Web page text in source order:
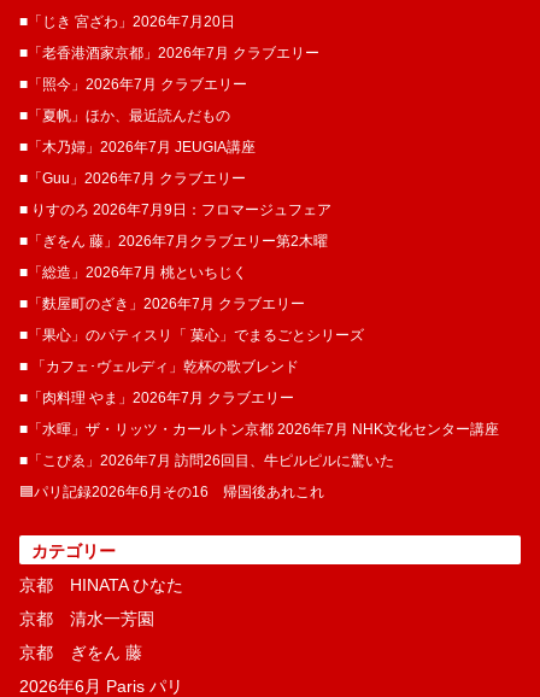
■「じき 宮ざわ」2026年7月20日
■「老香港酒家京都」2026年7月 クラブエリー
■「照今」2026年7月 クラブエリー
■「夏帆」ほか、最近読んだもの
■「木乃婦」2026年7月 JEUGIA講座
■「Guu」2026年7月 クラブエリー
■ りすのろ 2026年7月9日：フロマージュフェア
■「ぎをん 藤」2026年7月クラブエリー第2木曜
■「総造」2026年7月 桃といちじく
■「麩屋町のざき」2026年7月 クラブエリー
■「果心」のパティスリ「 菓​心」でまるごとシリーズ
■ 「カフェ･ヴェルディ」乾杯の歌ブレンド
■「肉料理 やま」2026年7月 クラブエリー
■「水暉」ザ・リッツ・カールトン京都 2026年7月 NHK文化センター講座
■「こぴゑ」2026年7月 訪問26回目、牛ピルピルに驚いた
🟦パリ記録2026年6月その16 帰国後あれこれ
カテゴリー
京都 HINATA ひなた
京都 清水一芳園
京都 ぎをん 藤
2026年6月 Paris パリ